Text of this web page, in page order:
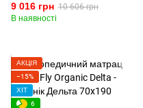
9 016 грн 10 606 грн
В наявності
АКЦІЯ
−15%
ХІТ
6